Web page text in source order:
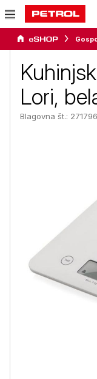
Lori,
Blagovna št.: 271796